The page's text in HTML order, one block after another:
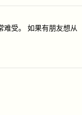
难受。 如果有朋友想从